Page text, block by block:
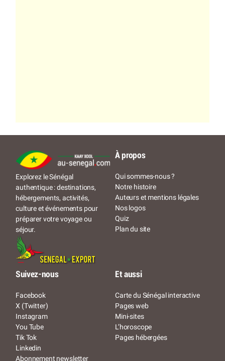
Explorez le Sénégal
authentique : destinations,
hébergements, activités,
culture et événements pour
préparer votre voyage ou
séjour.
À propos
Qui sommes-nous ?
Notre histoire
Auteurs et mentions légales
Nos logos
Quiz
Plan du site
Suivez-nous
Facebook
X (Twitter)
Instagram
You Tube
Tik Tok
Linkedin
Abonnement newsletter
Et aussi
Carte du Sénégal interactive
Pages web
Mini-sites
L’horoscope
Pages hébergées